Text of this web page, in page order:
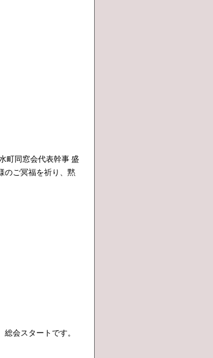
町同窓会代表幹事 盛
のご冥福を祈り、黙
会スタートです。